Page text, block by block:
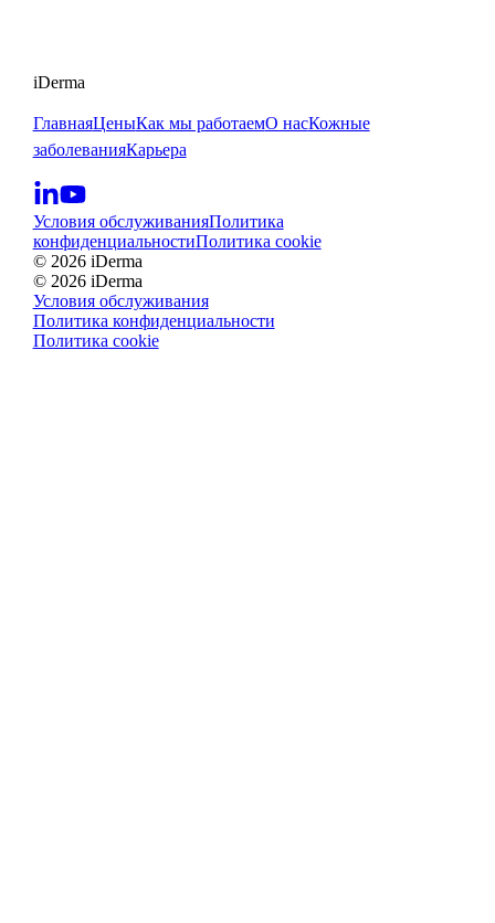
iDerma
ГлавнаяЦеныКак мы работаемО насКожные
заболеванияКарьера
Условия обслуживанияПолитика
конфиденциальностиПолитика cookie
© 2026 iDerma
© 2026 iDerma
Условия обслуживания
Политика конфиденциальности
Политика cookie